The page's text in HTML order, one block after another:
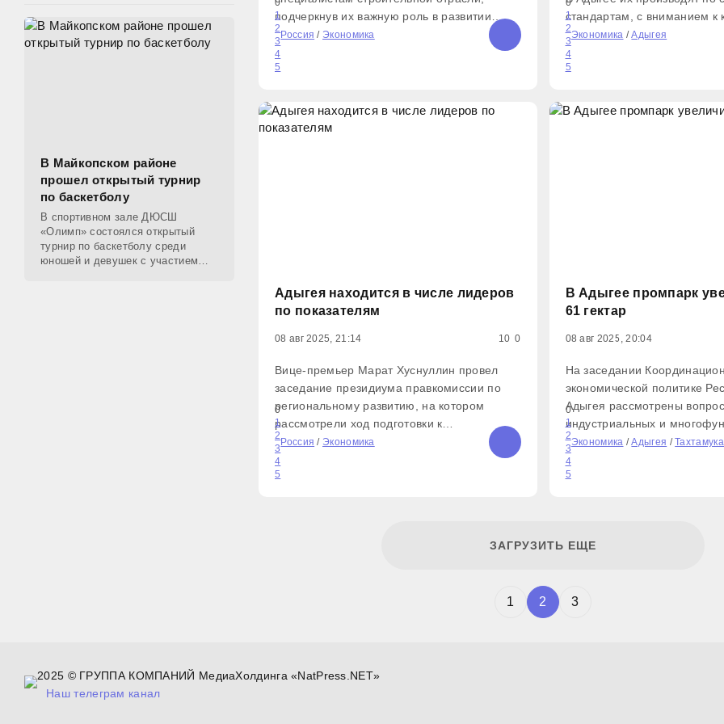
В Майкопском районе
прошел открытый турнир
по баскетболу
В спортивном зале ДЮСШ
«Олимп» состоялся открытый
турнир по баскетболу среди
юношей и девушек с участием
подчеркнув их важную роль в развитии
республики. «Сегодня мы чествуем тех, чей
труд делает жизнь людей комфортнее, –
отметил Кумпилов. – Благодаря вашим
1
2
3
4
5
Россия / Экономика
стандартам, с вниманием к
составу, а точнее его
натуральности. Теперь
молока можно найти и в
1
2
3
4
5
Экономика /Адыгея
Адыгея находится в числе лидеров
по показателям
08 авг 2025, 21:14 10 0
Вице-премьер Марат Хуснуллин провел
заседание президиума правкомиссии по
региональному развитию, на котором
рассмотрели ход подготовки к
отопительному периоду, а также
реализацию федеральных проектов и
программ. «Одним из ключевых
0
1
2
3
4
5
Россия / Экономика
В Адыгее промпарк
61 гектар
08 авг 2025, 20:04
На заседании
экономической политике
Адыгея рассмотрены
индустриальных и
парков. Члены совета
увеличение
присоединения земельных
0
1
2
3
4
5
Экономика /Адыгея /
ЗАГРУЗИТЬ ЕЩЕ
1 2 3
2025 © ГРУППА КОМПАНИЙ МедиаХолдинга «NatPress.NET»
Наш телеграм канал